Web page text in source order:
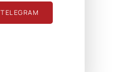
TELEGRAM